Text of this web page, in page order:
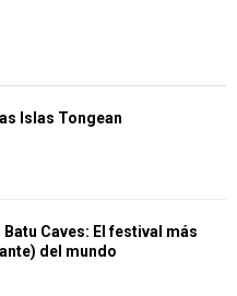
Islas Tongean
Caves: El festival más
del mundo